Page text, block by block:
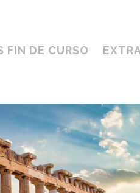
FIN DE CURSO